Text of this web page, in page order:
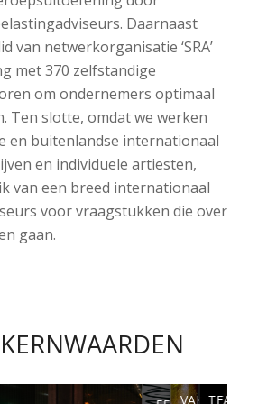
Daarnaast
van netwerkorganisatie ‘SRA’
met 370 zelfstandige
om ondernemers optimaal
Ten slotte, omdat we werken
en buitenlandse internationaal
en individuele artiesten,
van een breed internationaal
voor vraagstukken die over
gaan.
VAKKUNSTIG